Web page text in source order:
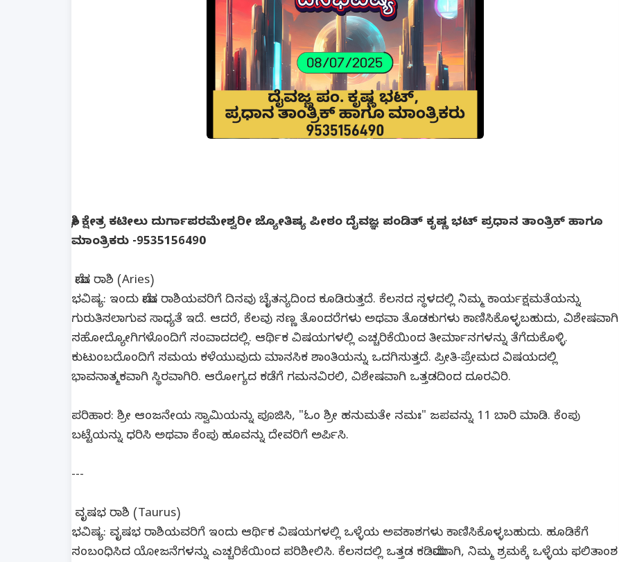
ಶ್ರೀ ಕ್ಷೇತ್ರ ಕಟೀಲು ದುರ್ಗಾಪರಮೇಶ್ವರೀ ಜ್ಯೋತಿಷ್ಯ ಪೀಠಂ ದೈವಜ್ಞ ಪಂಡಿತ್ ಕೃಷ್ಣ ಭಟ್ ಪ್ರಧಾನ ತಾಂತ್ರಿಕ್ ಹಾಗೂ
ಮಾಂತ್ರಿಕರು -9535156490
ಮೇಷ ರಾಶಿ (Aries)
ಭವಿಷ್ಯ: ಇಂದು ಮೇಷ ರಾಶಿಯವರಿಗೆ ದಿನವು ಚೈತನ್ಯದಿಂದ ಕೂಡಿರುತ್ತದೆ. ಕೆಲಸದ ಸ್ಥಳದಲ್ಲಿ ನಿಮ್ಮ ಕಾರ್ಯಕ್ಷಮತೆಯನ್ನು
ಗುರುತಿಸಲಾಗುವ ಸಾಧ್ಯತೆ ಇದೆ. ಆದರೆ, ಕೆಲವು ಸಣ್ಣ ತೊಂದರೆಗಳು ಅಥವಾ ತೊಡಕುಗಳು ಕಾಣಿಸಿಕೊಳ್ಳಬಹುದು, ವಿಶೇಷವಾಗಿ
ಸಹೋದ್ಯೋಗಿಗಳೊಂದಿಗೆ ಸಂವಾದದಲ್ಲಿ. ಆರ್ಥಿಕ ವಿಷಯಗಳಲ್ಲಿ ಎಚ್ಚರಿಕೆಯಿಂದ ತೀರ್ಮಾನಗಳನ್ನು ತೆಗೆದುಕೊಳ್ಳಿ.
ಕುಟುಂಬದೊಂದಿಗೆ ಸಮಯ ಕಳೆಯುವುದು ಮಾನಸಿಕ ಶಾಂತಿಯನ್ನು ಒದಗಿಸುತ್ತದೆ. ಪ್ರೀತಿ-ಪ್ರೇಮದ ವಿಷಯದಲ್ಲಿ
ಭಾವನಾತ್ಮಕವಾಗಿ ಸ್ಥಿರವಾಗಿರಿ. ಆರೋಗ್ಯದ ಕಡೆಗೆ ಗಮನವಿರಲಿ, ವಿಶೇಷವಾಗಿ ಒತ್ತಡದಿಂದ ದೂರವಿರಿ.
ಪರಿಹಾರ: ಶ್ರೀ ಆಂಜನೇಯ ಸ್ವಾಮಿಯನ್ನು ಪೂಜಿಸಿ, "ಓಂ ಶ್ರೀ ಹನುಮತೇ ನಮಃ" ಜಪವನ್ನು 11 ಬಾರಿ ಮಾಡಿ. ಕೆಂಪು
ಬಟ್ಟೆಯನ್ನು ಧರಿಸಿ ಅಥವಾ ಕೆಂಪು ಹೂವನ್ನು ದೇವರಿಗೆ ಅರ್ಪಿಸಿ.
---
ವೃಷಭ ರಾಶಿ (Taurus)
ಭವಿಷ್ಯ: ವೃಷಭ ರಾಶಿಯವರಿಗೆ ಇಂದು ಆರ್ಥಿಕ ವಿಷಯಗಳಲ್ಲಿ ಒಳ್ಳೆಯ ಅವಕಾಶಗಳು ಕಾಣಿಸಿಕೊಳ್ಳಬಹುದು. ಹೂಡಿಕೆಗೆ
ಸಂಬಂಧಿಸಿದ ಯೋಜನೆಗಳನ್ನು ಎಚ್ಚರಿಕೆಯಿಂದ ಪರಿಶೀಲಿಸಿ. ಕೆಲಸದಲ್ಲಿ ಒತ್ತಡ ಕಡಿಮೆಯಾಗಿ, ನಿಮ್ಮ ಶ್ರಮಕ್ಕೆ ಒಳ್ಳೆಯ ಫಲಿತಾಂಶ